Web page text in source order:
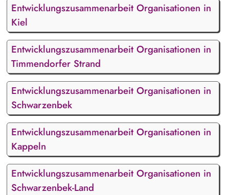
Entwicklungszusammenarbeit Organisationen in
Kiel
Entwicklungszusammenarbeit Organisationen in
Timmendorfer Strand
Entwicklungszusammenarbeit Organisationen in
Schwarzenbek
Entwicklungszusammenarbeit Organisationen in
Kappeln
Entwicklungszusammenarbeit Organisationen in
Schwarzenbek-Land